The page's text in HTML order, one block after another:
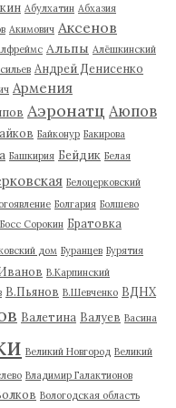
Абулхатин Абхазия
Акимович Аксенов
Альпы Алёшкинский
Андрей Денисенко
Армения
Аэронатц Аюпов
Байконур Бакирова
Башкирия Бейдик Белая
Белоцерковский
Болгария Болшево
Босс Сорокин Братовка
дом Буранцев Бурятия
В.Карпинский
В.Пьянов В.Шевченко ВДНХ
Валетина Валуев Васина
Великий Новгород Великий
Владимир Галактионов
Вологодская область